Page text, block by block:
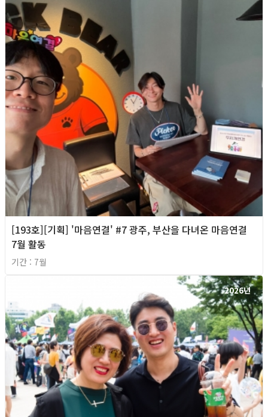
[193호][기획] '마음연결' #7 광주, 부산을 다녀온 마음연결
7월 활동
기간 : 7월
2026년